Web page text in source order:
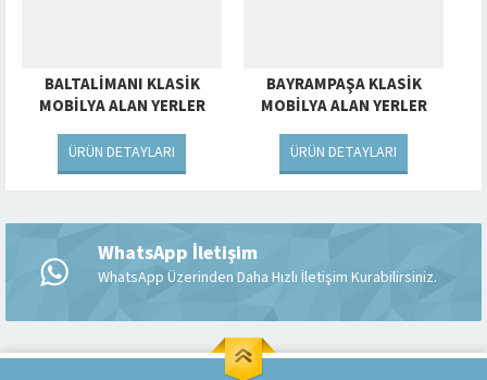
BALTALIMANI KLASIK
MOBILYA ALAN YERLER
ÜRÜN DETAYLARI
BAYRAMPAŞA KLASIK
MOBILYA ALAN YERLER
ÜRÜN DETAYLARI
WhatsApp İletişim
WhatsApp Üzerinden Daha Hızlı İletişim Kurabilirsiniz.
Cevap Yaz